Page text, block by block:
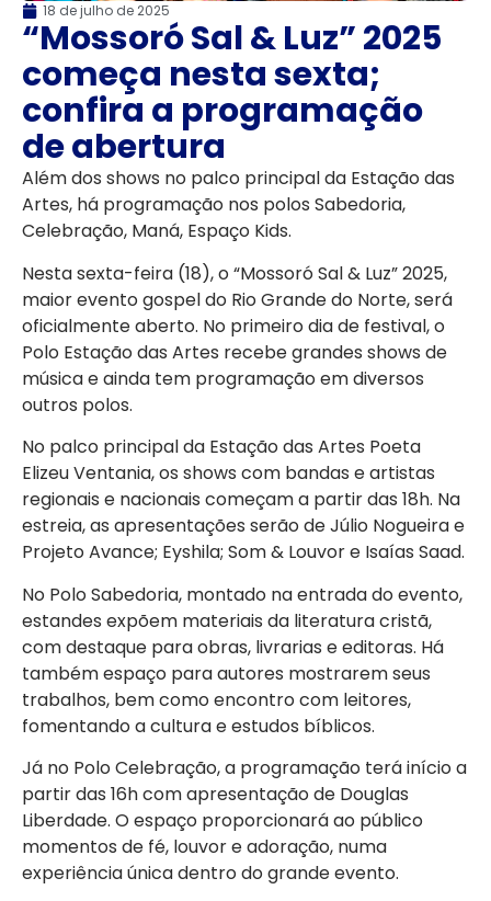
18 de julho de 2025
“Mossoró Sal & Luz” 2025
começa nesta sexta;
confira a programação
de abertura
Além dos shows no palco principal da Estação das
Artes, há programação nos polos Sabedoria,
Celebração, Maná, Espaço Kids.
Nesta sexta-feira (18), o “Mossoró Sal & Luz” 2025,
maior evento gospel do Rio Grande do Norte, será
oficialmente aberto. No primeiro dia de festival, o
Polo Estação das Artes recebe grandes shows de
música e ainda tem programação em diversos
outros polos.
No palco principal da Estação das Artes Poeta
Elizeu Ventania, os shows com bandas e artistas
regionais e nacionais começam a partir das 18h. Na
estreia, as apresentações serão de Júlio Nogueira e
Projeto Avance; Eyshila; Som & Louvor e Isaías Saad.
No Polo Sabedoria, montado na entrada do evento,
estandes expõem materiais da literatura cristã,
com destaque para obras, livrarias e editoras. Há
também espaço para autores mostrarem seus
trabalhos, bem como encontro com leitores,
fomentando a cultura e estudos bíblicos.
Já no Polo Celebração, a programação terá início a
partir das 16h com apresentação de Douglas
Liberdade. O espaço proporcionará ao público
momentos de fé, louvor e adoração, numa
experiência única dentro do grande evento.